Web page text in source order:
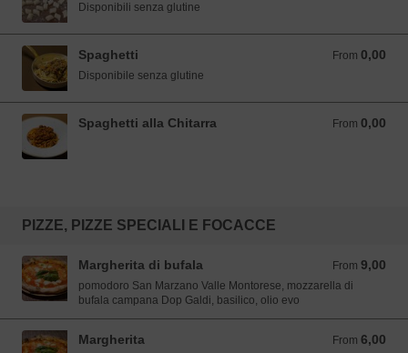
Disponibili senza glutine
Spaghetti From 0,00
From 0,00 EUR
Disponibile senza glutine
Spaghetti alla Chitarra From 0,00
From 0,00 EUR
PIZZE, PIZZE SPECIALI E FOCACCE
Margherita di bufala From 9,00
From 9,00 EUR
pomodoro San Marzano Valle Montorese, mozzarella di
bufala campana Dop Galdi, basilico, olio evo
Margherita From 6,00
From 6,00 EUR